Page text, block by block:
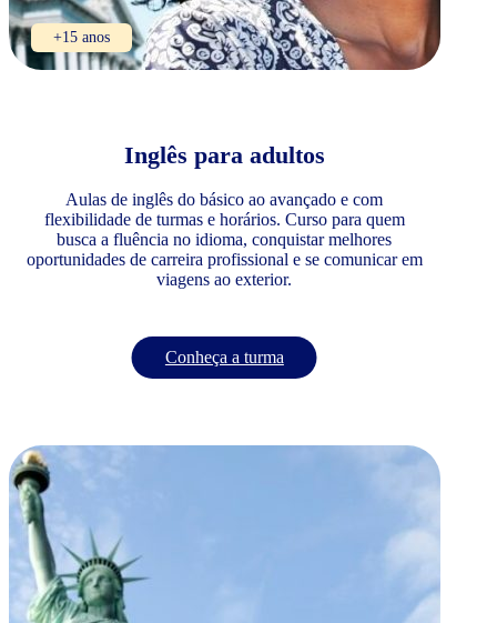
+15 anos
Inglês para adultos
Aulas de inglês do básico ao avançado e com
flexibilidade de turmas e horários. Curso para quem
busca a fluência no idioma, conquistar melhores
oportunidades de carreira profissional e se comunicar em
viagens ao exterior.
Conheça a turma